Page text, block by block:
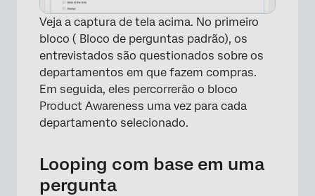
Veja a captura de tela acima. No primeiro
bloco ( Bloco de perguntas padrão), os
entrevistados são questionados sobre os
departamentos em que fazem compras.
Em seguida, eles percorrerão o bloco
Product Awareness uma vez para cada
departamento selecionado.
Looping com base em uma
pergunta